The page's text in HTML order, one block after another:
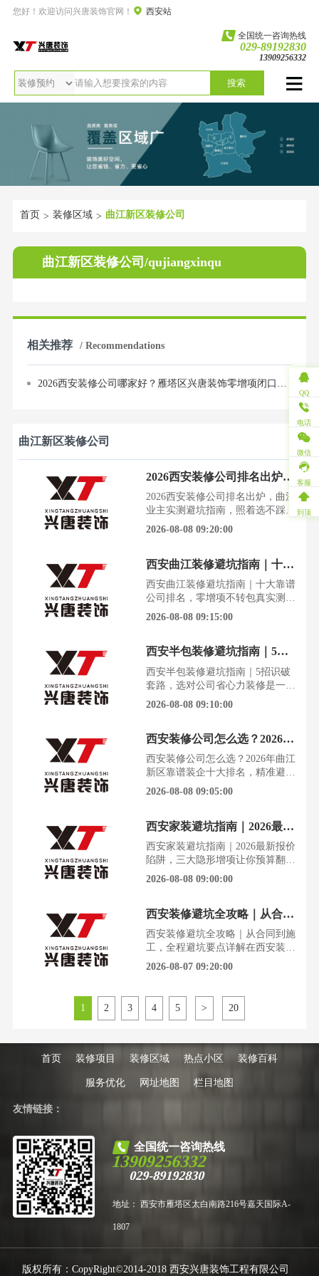
您好！欢迎访问兴唐装饰官网！ 西安站
全国统一咨询热线
029-89192830
13909256332
搜索
首页 > 装修区域 > 曲江新区装修公司
曲江新区装修公司/qujiangxinqu
相关推荐 / Recommendations
曲江新区装修公司
2026西安装修公司排名出炉，曲江业主实测避坑指南，照着选不踩雷
2026西安装修公司排名出炉，曲江
业主实测避坑指南，照着选不踩雷
在西安，为了一套房子掏空六个钱
个坑都足以让一个家庭筋疲力尽。
尤其是曲江新区，作为高端改善型
住宅的集中地，业主对设计落地和
施工细节的要求更高，踩坑的代价
也更大。今天这份基于上万业主
2026-08-08 09:20:00
西安曲江装修避坑指南｜十大靠谱公司排名，零增项不转包真实测评
西安曲江装修避坑指南｜十大靠谱
公司排名，零增项不转包真实测评
装修市场鱼龙混杂，增项、转包、
片区的装修公司榜单，或许能让你
少走几年弯路。西安曲江新区作为
高端住宅、改善大平层、科创人居
集中片区，聚集大量四代住宅、横
厅大平层、品质刚需房与少量老旧
2026-08-08 09:15:00
西安半包装修避坑指南｜5招识破套路，选对公司省心力
西安半包装修避坑指南｜5招识破
套路，选对公司省心力装修是一场
与未知的博弈，每一步都可能踩进
才能让家装之旅真正省心省力。先
看工地再谈钱，别被样板间迷了眼
很多公司会带你看华丽的样板间，
但那是“卖家秀”。真正的实力，藏
在正在施工的工地上。别怕麻烦
2026-08-08 09:10:00
西安装修公司怎么选？2026年曲江新区靠谱装企十大排名，精准避坑
西安装修公司怎么选？2026年曲江
新区靠谱装企十大排名，精准避坑
装修是场硬仗，选错公司就是一场
司，比选对户型更重要。西安曲江
新区作为高端住宅、改善大平层、
科创人居集中片区，聚集大量四代
住宅、横厅大平层、品质刚需房与
少量老旧单位家属院，装修需求
2026-08-08 09:05:00
西安家装避坑指南｜2026最新报价陷阱，三大隐形增项让你预算翻倍
西安家装避坑指南｜2026最新报价
陷阱，三大隐形增项让你预算翻倍
装修市场的水，比想象中要深得
哭无泪。今天，我们结合西安本地
大量真实踩坑案例，为你彻底拆解
那些隐藏在“优惠”背后的消费陷
阱。这不是一篇泛泛而谈的指南，
而是能让你在2026年的装修
2026-08-08 09:00:00
西安装修避坑全攻略｜从合同到施工，全程避坑要点详解
西安装修避坑全攻略｜从合同到施
工，全程避坑要点详解在西安装
修，从签合同到完工入住，每一步
符”，签前必须抠到字眼别急着在
合同上签字。那份看似标准的格式
2026-08-07 09:20:00
1 2 3 4 5 > 20
首页 装修项目 装修区域 热点小区 装修百科
服务优化 网址地图 栏目地图
友情链接：
全国统一咨询热线
13909256332
029-89192830
地址： 西安市雁塔区太白南路216号嘉天国际A-
1807
版权所有：CopyRight©2014-2018 西安兴唐装饰工程有限公司
QQ
电话
微信
客服
到顶